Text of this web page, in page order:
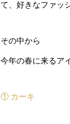
て、好きなファ
その中から
今年の春に来るア
① カーキ